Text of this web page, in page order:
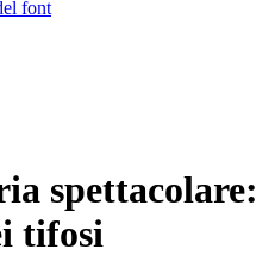
spettacolare:
tifosi